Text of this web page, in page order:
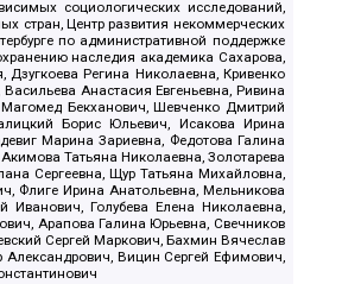
социологических исследований,
стран, Центр развития некоммерческих
по административной поддержке
наследия академика Сахарова,
Регина Николаевна, Кривенко
Анастасия Евгеньевна, Ривина
Бекханович, Шевченко Дмитрий
Борис Юльевич, Исакова Ирина
Марина Зариевна, Федотова Галина
Татьяна Николаевна, Золотарева
Сергеевна, Щур Татьяна Михайловна,
Флиге Ирина Анатольевна, Мельникова
Голубева Елена Николаевна,
Арапова Галина Юрьевна, Свечников
Сергей Маркович, Бахмин Вячеслав
Вицин Сергей Ефимович,